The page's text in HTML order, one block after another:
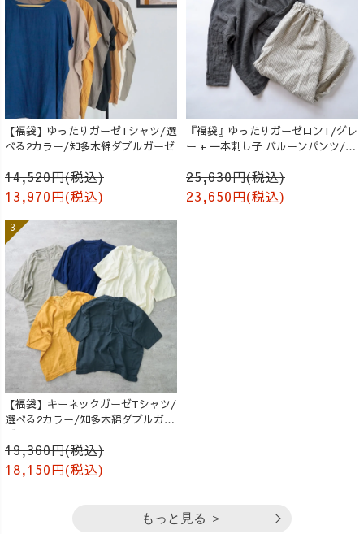
【福袋】ゆったりガーゼTシャツ/選
べる2カラー/知多木綿ダブルガーゼ
14,520円(税込)
13,970円(税込)
『福袋』ゆったりガーゼロンT/グレ
ー + 一本刺し子 バルーンパンツ/生
25,630円(税込)
23,650円(税込)
【福袋】キーネックガーゼTシャツ/
選べる2カラー/知多木綿ダブルガー
ゼ
19,360円(税込)
18,150円(税込)
もっと見る ＞